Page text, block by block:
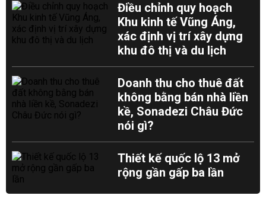
Điều chỉnh quy hoạch
Khu kinh tế Vũng Áng,
xác định vị trí xây dựng
khu đô thị và du lịch
Doanh thu cho thuê đất
không bằng bán nhà liền
kề, Sonadezi Châu Đức
nói gì?
Thiết kế quốc lộ 13 mở
rộng gần gấp ba lần